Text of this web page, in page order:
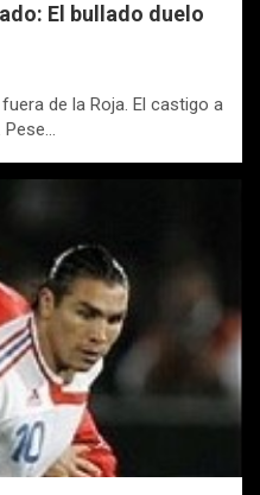
El bullado duelo
de la Roja. El castigo a
Pese…